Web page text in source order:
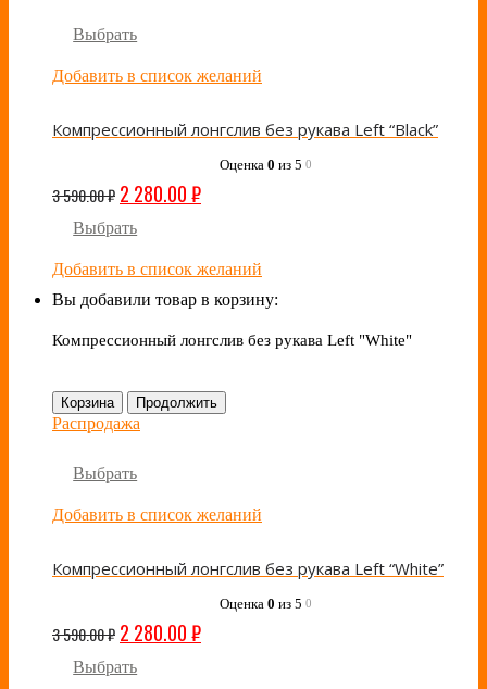
Выбрать
Добавить в список желаний
Компрессионный лонгслив без рукава Left “Black”
Оценка 0 из 5 0
3 590.00₽ 2 280.00₽
Выбрать
Добавить в список желаний
Вы добавили товар в корзину:
Компрессионный лонгслив без рукава Left "White"
Корзина Продолжить
Распродажа
Выбрать
Добавить в список желаний
Компрессионный лонгслив без рукава Left “White”
Оценка 0 из 5 0
3 590.00₽ 2 280.00₽
Выбрать